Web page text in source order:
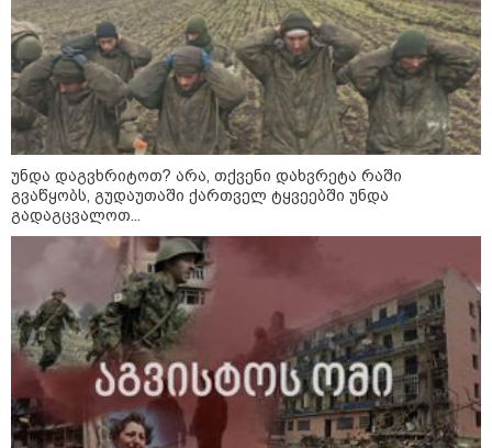
09:00 / 07-08-2026
18 წელი აგვისტოს ომიდან - ტრაგიკული
მოვლენების ქრონოლოგია, რომელიც
შესაძლოა, აღარ გვახსოვს
11:36 / 08-08-2026
უნდა დაგვხრიტოთ? არა, თქვენი დახვრეტა რაში
გვაწყობს, გუდაუთაში ქართველ ტყვეებში უნდა
გადაგცვალოთ...